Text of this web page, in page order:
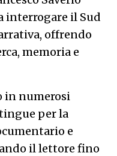
il Sud
offrendo
memoria e
in numerosi
per la
e
il lettore fino